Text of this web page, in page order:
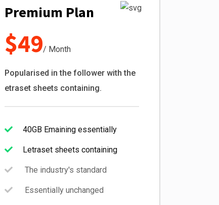
Premium Plan
$49/ Month
Popularised in the follower with the
etraset sheets containing.
40GB Emaining essentially
Letraset sheets containing
The industry's standard
Essentially unchanged